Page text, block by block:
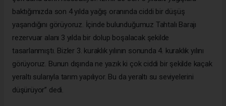
baktığımızda son 4 yılda yağış oranında ciddi bir düşüş
yaşandığını görüyoruz. İçinde bulunduğumuz Tahtalı Barajı
rezervuar alanı 3 yılda bir dolup boşalacak şekilde
tasarlanmıştı. Bizler 3. kuraklık yılının sonunda 4. kuraklık yılını
görüyoruz. Bunun dışında ne yazık ki çok ciddi bir şekilde kaçak
yeraltı sularıyla tarım yapılıyor. Bu da yeraltı su seviyelerini
düşürüyor” dedi.